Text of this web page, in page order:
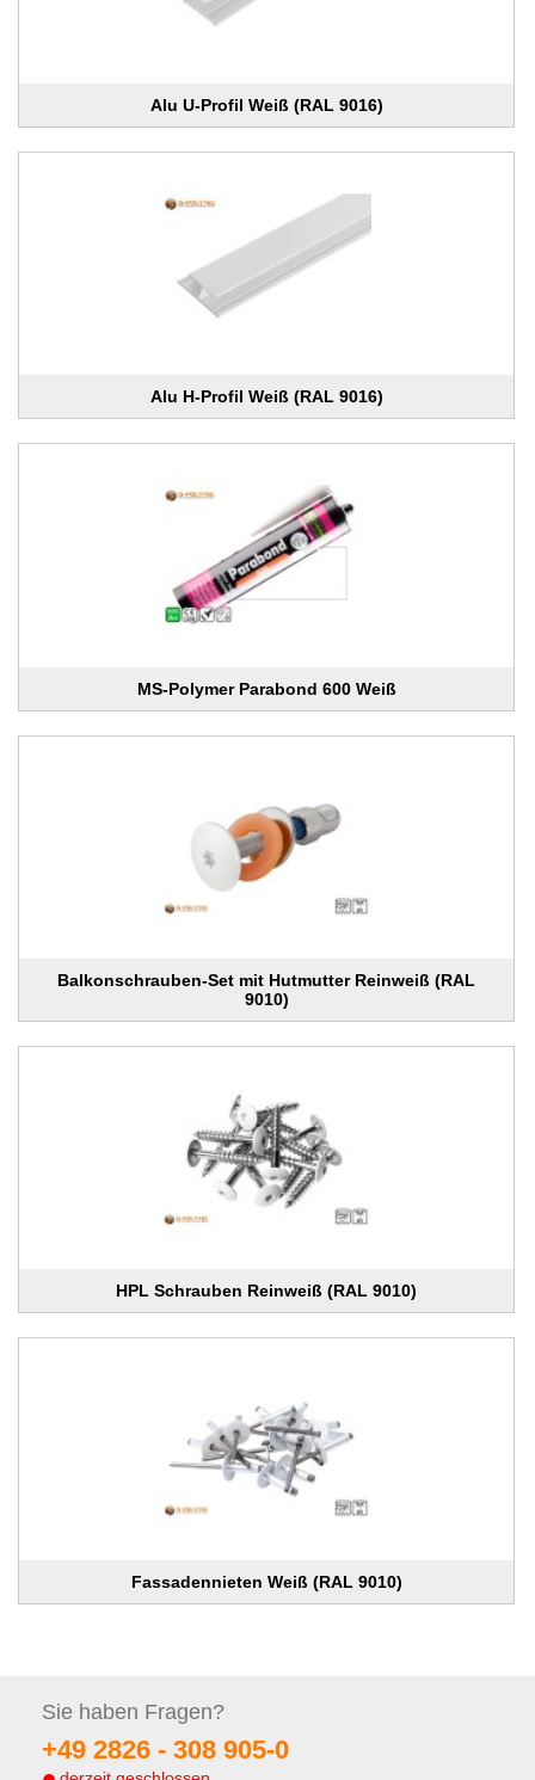
Alu U-Profil Weiß (RAL 9016)
Alu H-Profil Weiß (RAL 9016)
MS-Polymer Parabond 600 Weiß
Balkonschrauben-Set mit Hutmutter Reinweiß (RAL
9010)
HPL Schrauben Reinweiß (RAL 9010)
Fassadennieten Weiß (RAL 9010)
Sie haben Fragen?
+49 2826 - 308 905-0